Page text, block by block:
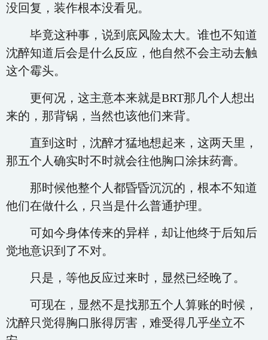
没回复，装作根本没看见。
毕竟这种事，说到底风险太大。谁也不知道
沈醉知道后会是什么反应，他自然不会主动去触
这个霉头。
更何况，这主意本来就是BRT那几个人想出
来的，那背锅，当然也该他们来背。
直到这时，沈醉才猛地想起来，这两天里，
那五个人确实时不时就会往他胸口涂抹药膏。
那时候他整个人都昏昏沉沉的，根本不知道
他们在做什么，只当是什么普通护理。
可如今身体传来的异样，却让他终于后知后
觉地意识到了不对。
只是，等他反应过来时，显然已经晚了。
可现在，显然不是找那五个人算账的时候，
沈醉只觉得胸口胀得厉害，难受得几乎坐立不